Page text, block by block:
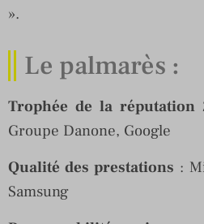
».
Le palmarès :
Trophée de la réputation
Groupe Danone, Google
Qualité des prestations :
Samsung